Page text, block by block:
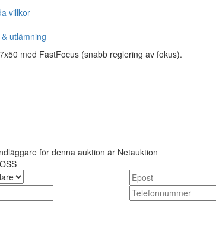
villkor
utlämning
med FastFocus (snabb reglering av fokus).
för denna auktion är Netauktion